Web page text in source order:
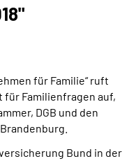
für Familie“ ruft
für Familienfragen auf,
DGB und den
Bund in der